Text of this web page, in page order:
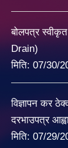
बोलपत्र
Drain)
मिति: 07/30/
विज्ञापन कर
दरभाउपत्र
मिति: 07/29/